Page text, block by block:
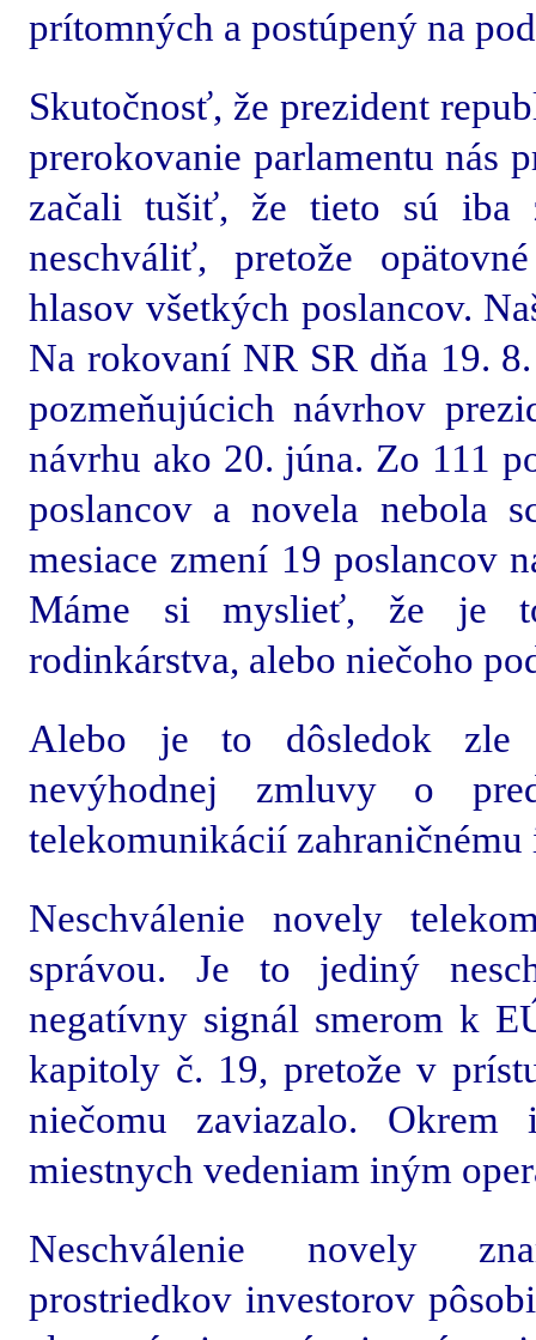
prítomných a postúpený na
Skutočnosť, že prezident
prerokovanie parlamentu nás
začali tušiť, že tieto sú iba
neschváliť, pretože
hlasov všetkých poslancov.
Na rokovaní NR SR dňa 19.
pozmeňujúcich návrhov
návrhu ako 20. júna. Zo 111
poslancov a novela nebola
mesiace zmení 19 poslancov
Máme si myslieť, že je
rodinkárstva, alebo niečoho
Alebo je to dôsledok zle
nevýhodnej zmluvy o
telekomunikácií
Neschválenie novely
správou. Je to jediný
negatívny signál smerom k
kapitoly č. 19, pretože v
niečomu zaviazalo.
miestnych vedeniam iným
Neschválenie novely
prostriedkov investorov